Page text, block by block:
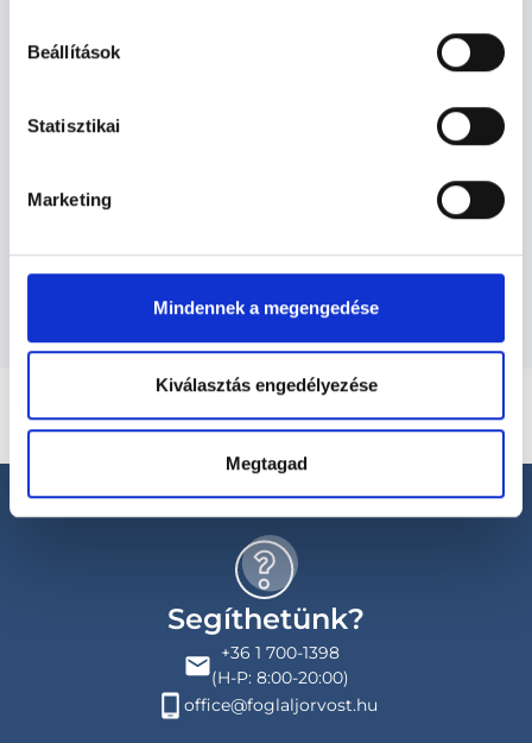
Beállítások
Statisztikai
Marketing
Mindennek a megengedése
Kiválasztás engedélyezése
Megtagad
SZAKTERÜLETEK
Szolgáltatások
Segíthetünk?
+36 1 700-1398
(H-P: 8:00-20:00)
office@foglaljorvost.hu